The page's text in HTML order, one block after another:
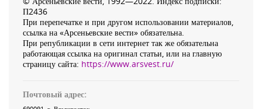
П2436
При перепечатке и при другом использовании материалов,
ссылка на «Арсеньевские вести» обязательна.
При републикации в сети интернет так же обязательна
работающая ссылка на оригинал статьи, или на главную
страницу сайта: https://www.arsvest.ru/
Почтовый адрес: